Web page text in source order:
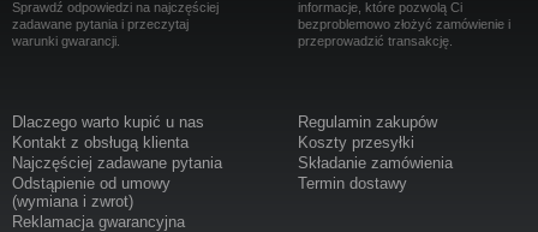
Sprawdź odpowiedzi na najczęściej
zadawane pytania i przeczytaj
warunki gwarancji.
Dlaczego warto kupić u nas
Kontakt z obsługą klienta
Najczęściej zadawane pytania
Odstąpienie od umowy
(wymiana i zwrot)
Reklamacja gwarancyjna
informacje, które pozwolą Ci
bezproblemowo złożyć zamówienie i
przeprowadzić transakcję.
Regulamin zakupów
Koszty przesyłki
Składanie zamówienia
Termin dostawy